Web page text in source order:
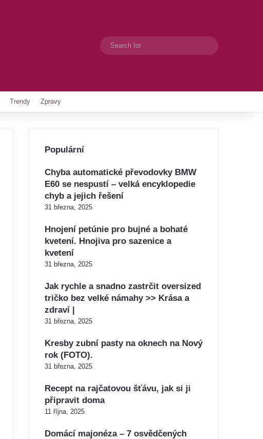
Switch skin
Trendy Zpravy
Populární
Chyba automatické převodovky BMW
E60 se nespustí – velká encyklopedie
chyb a jejich řešení
31 března, 2025
Hnojení petúnie pro bujné a bohaté
kvetení. Hnojiva pro sazenice a
kvetení
31 března, 2025
Jak rychle a snadno zastrčit oversized
tričko bez velké námahy >> Krása a
zdraví |
31 března, 2025
Kresby zubní pasty na oknech na Nový
rok (FOTO).
31 března, 2025
Recept na rajčatovou šťávu, jak si ji
připravit doma
11 října, 2025
Domácí majonéza – 7 osvědčených